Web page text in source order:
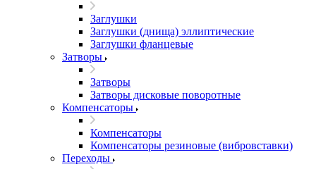
Заглушки
Заглушки (днища) эллиптические
Заглушки фланцевые
Затворы
Затворы
Затворы дисковые поворотные
Компенсаторы
Компенсаторы
Компенсаторы резиновые (вибровставки)
Переходы